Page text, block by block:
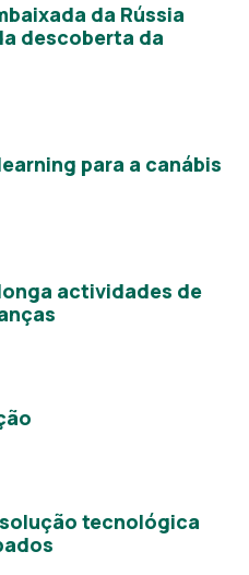
da Rússia
descoberta da
para a canábis
actividades de
tecnológica